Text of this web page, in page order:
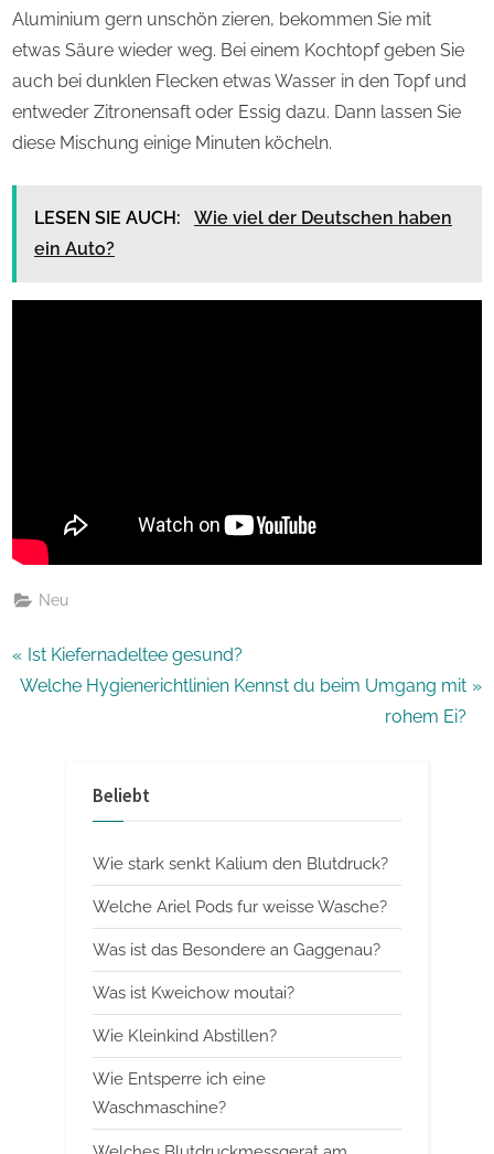
Aluminium gern unschön zieren, bekommen Sie mit
etwas Säure wieder weg. Bei einem Kochtopf geben Sie
auch bei dunklen Flecken etwas Wasser in den Topf und
entweder Zitronensaft oder Essig dazu. Dann lassen Sie
diese Mischung einige Minuten köcheln.
LESEN SIE AUCH:
Wie viel der Deutschen haben
ein Auto?
Neu
Beitragsnavigation
P
r
Ist Kiefernadeltee gesund?
N
Welche Hygienerichtlinien Kennst du beim Umgang mit
rohem Ei?
Beliebt
Wie stark senkt Kalium den Blutdruck?
Welche Ariel Pods fur weisse Wasche?
Was ist das Besondere an Gaggenau?
Was ist Kweichow moutai?
Wie Kleinkind Abstillen?
Wie Entsperre ich eine
Waschmaschine?